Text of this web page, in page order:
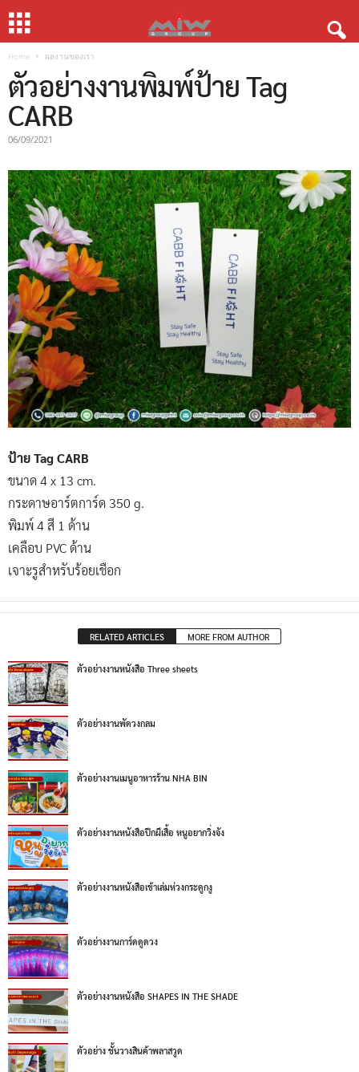
Home ผลงานของเรา
ตัวอย่างงานพิมพ์ป้าย Tag
CARB
06/09/2021
ป้าย Tag CARB
ขนาด 4 x 13 cm.
กระดาษอาร์ตการ์ด 350 g.
พิมพ์ 4 สี 1 ด้าน
เคลือบ PVC ด้าน
เจาะรูสำหรับร้อยเชือก
RELATED ARTICLES MORE FROM AUTHOR
ตัวอย่างงานหนังสือ Three sheets
ตัวอย่างงานพัดวงกลม
ตัวอย่างงานเมนูอาหารร้าน NHA BIN
ตัวอย่างงานหนังสือปีกผีเสื้อ หนูอยากวิ่งจัง
ตัวอย่างงานหนังสือเข้าเล่มห่วงกระดูกงู
ตัวอย่างงานการ์ดดูดวง
ตัวอย่างงานหนังสือ SHAPES IN THE SHADE
ตัวอย่าง ชั้นวางสินค้าพลาสวูด